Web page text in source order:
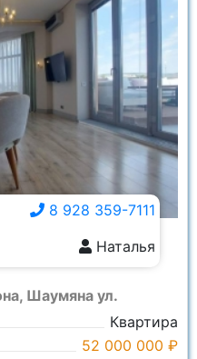
Шаумяна ул.
Квартира
52 000 000 ₽
8 928 359-7111
Наталья